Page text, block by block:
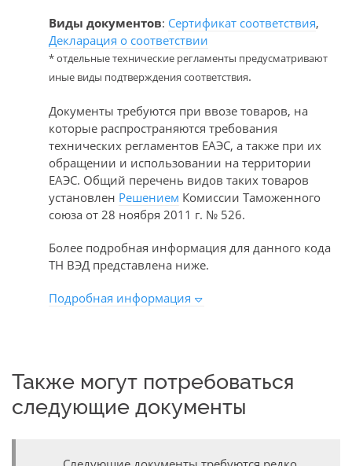
Виды документов: Сертификат соответствия,
Декларация о соответствии
* отдельные технические регламенты предусматривают
иные виды подтверждения соответствия.
Документы требуются при ввозе товаров, на
которые распространяются требования
технических регламентов ЕАЭС, а также при их
обращении и использовании на территории
ЕАЭС. Общий перечень видов таких товаров
установлен Решением Комиссии Таможенного
союза от 28 ноября 2011 г. № 526.
Более подробная информация для данного кода
ТН ВЭД представлена ниже.
Подробная информация
Также могут потребоваться
следующие документы